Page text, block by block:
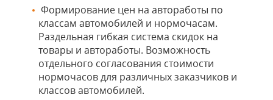
Формирование цен на автоработы по
классам автомобилей и нормочасам.
Раздельная гибкая система скидок на
товары и автоработы. Возможность
отдельного согласования стоимости
нормочасов для различных заказчиков и
классов автомобилей.